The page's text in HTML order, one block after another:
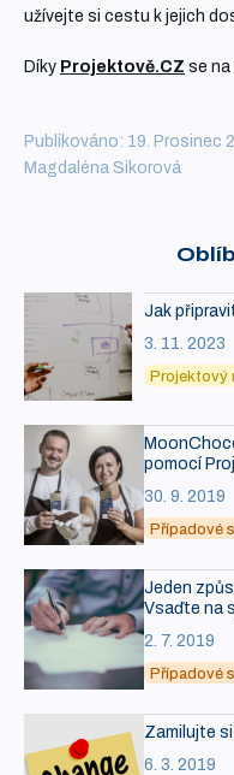
užívejte si cestu k jejich
Díky Projektově.CZ se na
Publikováno: 19. Prosinec
Magdaléna Sikorová
Jak
3. 11. 2023
Projektový
pomocí
30. 9. 2019
Případové
Jeden
Vsaďte na
2. 7. 2019
Případové
Zamilujte
6. 3. 2019